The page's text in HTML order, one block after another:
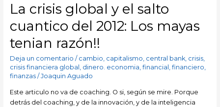
La crisis global y el salto
cuantico del 2012: Los mayas
tenian razón!!
Deja un comentario / cambio, capitalismo, central bank, crisis,
crisis financiera global , dinero. economia, financial , financiero,
finanzas/ Joaquin Aguado
Este articulo no va de coaching. O si, según se mire. Porque
detrás del coaching, y de la innovación, y de la inteligencia
La
crisis
global
el
salto
cuantico
del